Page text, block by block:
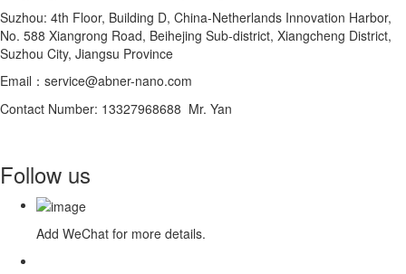
Suzhou: 4th Floor, Building D, China-Netherlands Innovation Harbor,
No. 588 Xiangrong Road, Beihejing Sub-district, Xiangcheng District,
Suzhou City, Jiangsu Province
Email：service@abner-nano.com
Contact Number: 13327968688 Mr. Yan
Follow us
Add WeChat for more details.